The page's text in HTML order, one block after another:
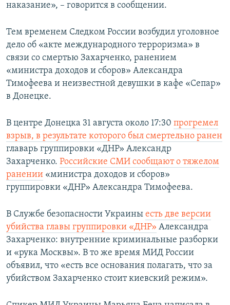
наказание», – говорится в сообщении.
Тем временем Следком России возбудил уголовное
дело об «акте международного терроризма» в
связи со смертью Захарченко, ранением
«министра доходов и сборов» Александра
Тимофеева и неизвестной девушки в кафе «Сепар»
в Донецке.
В центре Донецка 31 августа около 17:30 прогремел
взрыв, в результате которого был смертельно ранен
главарь группировки «ДНР» Александр
Захарченко. Российские СМИ сообщают о тяжелом
ранении «министра доходов и сборов»
группировки «ДНР» Александра Тимофеева.
В Службе безопасности Украины есть две версии
убийства главы группировки «ДНР» Александра
Захарченко: внутренние криминальные разборки
и «рука Москвы». В то же время МИД России
объявил, что «есть все основания полагать, что за
убийством Захарченко стоит киевский режим».